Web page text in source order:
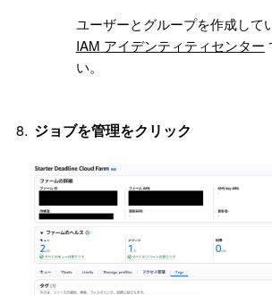
ユーザーとグループを作成して
IAM アイデンティティセンター
い。
ジョブを管理をクリック